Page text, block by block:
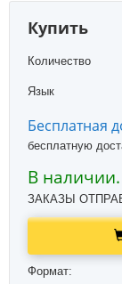
Купить
Количество
Язык
Бесплатная
бесплатную
В наличии.
ЗАКАЗЫ
Формат: